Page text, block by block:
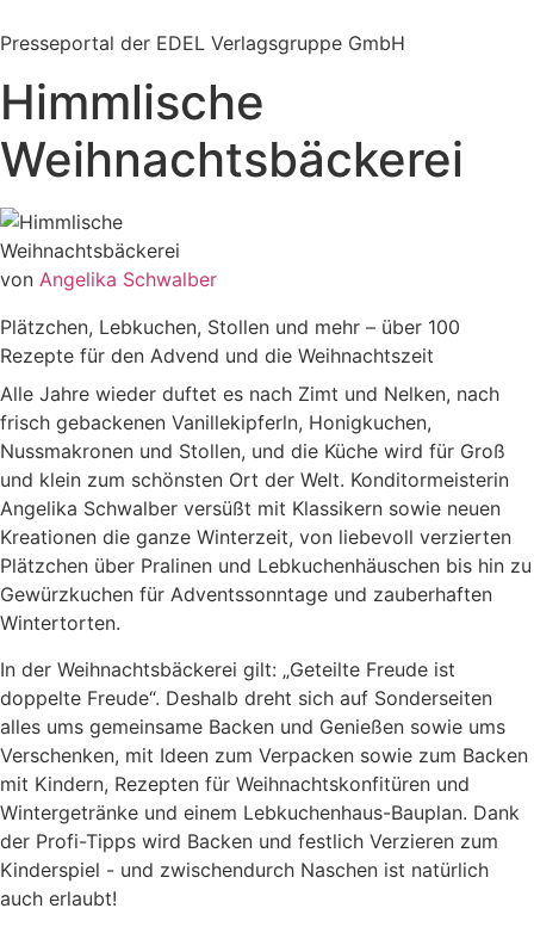
Inhalt
Presseportal der EDEL Verlagsgruppe GmbH
Himmlische
Weihnachtsbäckerei
von Angelika Schwalber
Plätzchen, Lebkuchen, Stollen und mehr – über 100
Rezepte für den Advend und die Weihnachtszeit
Alle Jahre wieder duftet es nach Zimt und Nelken, nach
frisch gebackenen Vanillekipferln, Honigkuchen,
Nussmakronen und Stollen, und die Küche wird für Groß
und klein zum schönsten Ort der Welt. Konditormeisterin
Angelika Schwalber versüßt mit Klassikern sowie neuen
Kreationen die ganze Winterzeit, von liebevoll verzierten
Plätzchen über Pralinen und Lebkuchenhäuschen bis hin zu
Gewürzkuchen für Adventssonntage und zauberhaften
Wintertorten.
In der Weihnachtsbäckerei gilt: „Geteilte Freude ist
doppelte Freude“. Deshalb dreht sich auf Sonderseiten
alles ums gemeinsame Backen und Genießen sowie ums
Verschenken, mit Ideen zum Verpacken sowie zum Backen
mit Kindern, Rezepten für Weihnachtskonfitüren und
Wintergetränke und einem Lebkuchenhaus-Bauplan. Dank
der Profi-Tipps wird Backen und festlich Verzieren zum
Kinderspiel - und zwischendurch Naschen ist natürlich
auch erlaubt!